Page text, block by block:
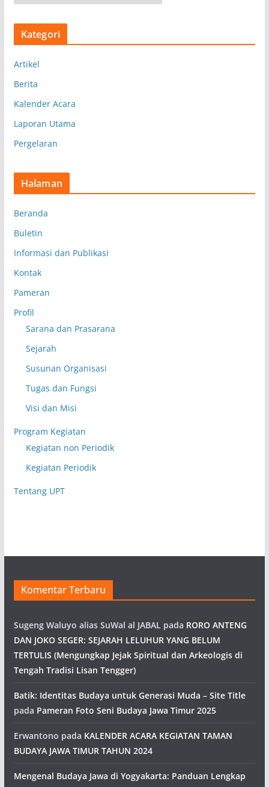
s
Kategori
Artikel
Berita
Kalender Acara
Laporan Utama
Pergelaran
Halaman
Beranda
Buletin
Informasi dan Publikasi
Kontak
Pameran
Profil
Sarana dan Prasarana
Sejarah
Susunan Organisasi
Tugas dan Fungsi
Visi dan Misi
Program Kegiatan
Kegiatan non Periodik
Kegiatan Periodik
Tentang UPT
Komentar Terbaru
Sugeng Waluyo alias SuWal al JABALpada RORO ANTENG
DAN JOKO SEGER: SEJARAH LELUHUR YANG BELUM
TERTULIS (Mengungkap Jejak Spiritual dan Arkeologis di
Tengah Tradisi Lisan Tengger)
Batik: Identitas Budaya untuk Generasi Muda – Site Title
pada Pameran Foto Seni Budaya Jawa Timur 2025
Erwantono pada KALENDER ACARA KEGIATAN TAMAN
BUDAYA JAWA TIMUR TAHUN 2024
Mengenal Budaya Jawa di Yogyakarta: Panduan Lengkap